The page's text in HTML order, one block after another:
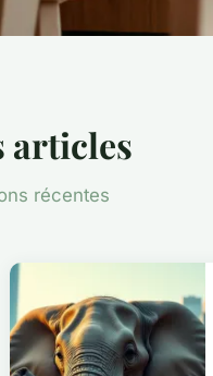
articles
récentes